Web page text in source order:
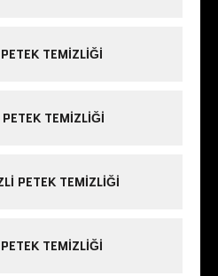
TEMIZLIĞI
TEMIZLIĞI
PETEK TEMIZLIĞI
TEMIZLIĞI